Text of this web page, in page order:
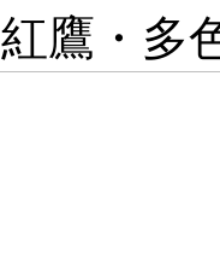
紅鷹・多